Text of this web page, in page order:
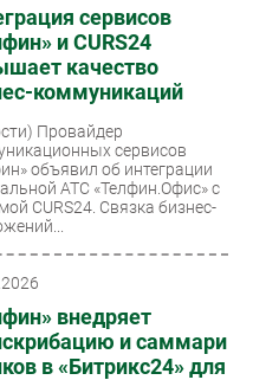
сервисов
и CURS24
качество
коммуникаций
Провайдер
сервисов
объявил об интеграции
АТС «Телфин.Офис» с
CURS24. Связка бизнес-
внедряет
и саммари
в «Битрикс24» для